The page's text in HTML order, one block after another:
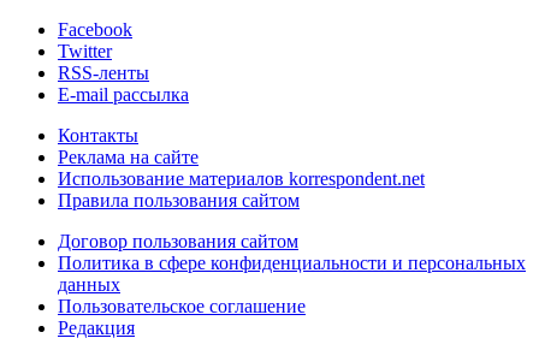
Facebook
Twitter
RSS-ленты
E-mail рассылка
Контакты
Реклама на сайте
Использование материалов korrespondent.net
Правила пользования сайтом
Договор пользования сайтом
Политика в сфере конфиденциальности и персональных
данных
Пользовательское соглашение
Редакция